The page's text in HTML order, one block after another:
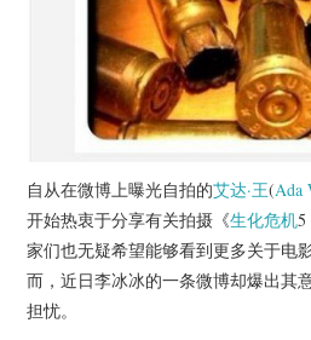
自从在微博上曝光自拍的艾达·王(Ada
开始热衷于分享有关拍摄《生化危机5
家们也无疑希望能够看到更多关于电
而，近日李冰冰的一条微博却爆出其
担忧。